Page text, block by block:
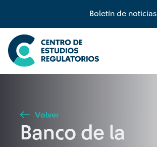
Boletín de noticias
Búsqueda
Seleccione país
Buscar
Volver
Banco de la